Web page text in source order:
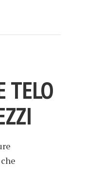
TELO